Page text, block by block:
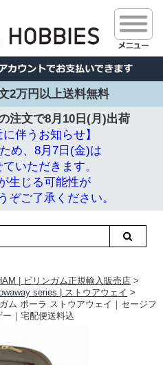
2万円以上送料無料
注文で8月10日(月)出荷
に伴うお知らせ】
め、8月7日(金)は
いただきます。
生じる可能性が
ぞご了承ください。
| ビリンガム正規輸入販売店 >
series | ストウアウェイ >
ム ポーラ ストウアウェイ｜セージフ
｜宅配便送料込